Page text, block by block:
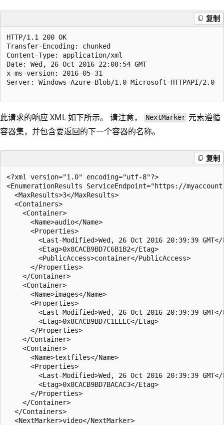
复制
HTTP/1.1 200 OK
Transfer-Encoding: chunked
Content-Type: application/xml
Date: Wed, 26 Oct 2016 22:08:54 GMT
x-ms-version: 2016-05-31
Server: Windows-Azure-Blob/1.0 Microsoft-HTTPAPI/2.0
此请求的响应 XML 如下所示。 请注意， NextMarker 元素遵循
容器集，并包含要返回的下一个容器的名称。
复制
<?xml version="1.0" encoding="utf-8"?>
<EnumerationResults ServiceEndpoint="https://
  <MaxResults>3</MaxResults>
  <Containers>
    <Container>
      <Name>audio</Name>
      <Properties>
<Last-Modified>Wed, 26 Oct 2016 20:39:39
        <Etag>0x8CACB9BD7C6B1B2</Etag>
        <PublicAccess>container</PublicAccess>
      </Properties>
    </Container>
    <Container>
      <Name>images</Name>
      <Properties>
<Last-Modified>Wed, 26 Oct 2016 20:39:39
        <Etag>0x8CACB9BD7C1EEEC</Etag>
      </Properties>
    </Container>
    <Container>
      <Name>textfiles</Name>
      <Properties>
<Last-Modified>Wed, 26 Oct 2016 20:39:39
        <Etag>0x8CACB9BD7BACAC3</Etag>
      </Properties>
    </Container>
  </Containers>
  <NextMarker>video</NextMarker>